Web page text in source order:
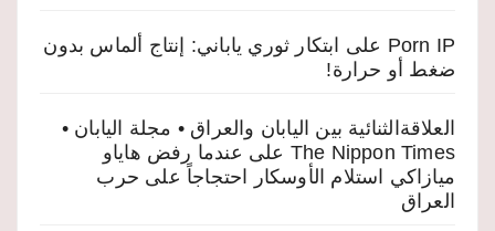
Porn IP على
ابتكار ثوري ياباني: إنتاج ألماس بدون
ضغط أو حرارة!
العلاقةالثنائية بين اليابان والعراق • مجلة اليابان •
The Nippon Times على عندما رفض هاياو
ميازاكي استلام الأوسكار احتجاجاً على حرب
العراق